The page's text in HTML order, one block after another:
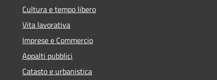
Cultura e tempo libero
Vita lavorativa
Imprese e Commercio
Appalti pubblici
Catasto e urbanistica